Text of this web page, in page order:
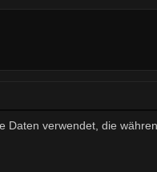
Daten verwendet, die